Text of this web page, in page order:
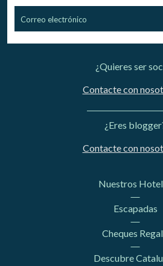
¿Quieres ser
Contacte con
¿Eres
Contacte con
Nuestros
Escapadas
Cheques
Descubre